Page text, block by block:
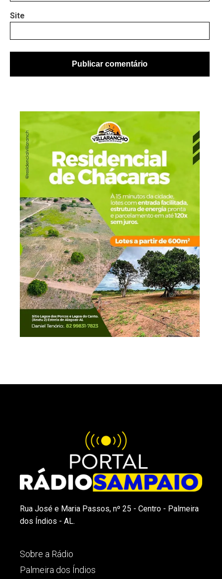
Site
Rua José e Maria Passos, nº 25 - Centro - Palmeira
dos Índios - AL.
Sobre a Rádio
Palmeira dos Índios